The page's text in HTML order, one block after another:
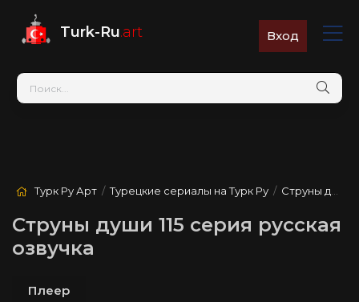
Turk-Ru.art Вход
Турк Ру Арт /Турецкие сериалы на Турк Ру / Струны души
Струны души 115 серия русская
озвучка
Плеер